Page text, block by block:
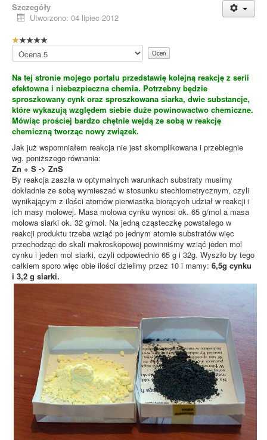
Szczegóły
Utworzono: 04 lipiec 2012
O
c
e
a
u
ż
y
t
k
o
w
n
i
k
ó
w
:
1
/
5
Proszę,
oceń
Na tej stronie mojego portalu przedstawię kolejną reakcję z serii
efektowna i niebezpieczna chemia. Potrzebny będzie
sproszkowany cynk oraz sproszkowana siarka, dwie substancje,
które wykazują względem siebie duże powinowactwo chemiczne.
Mówiąc prościej bardzo chętnie wejdą ze sobą w reakcję
chemiczną tworząc nowy związek.
Jak już wspomniałem reakcja nie jest skomplikowana i przebiegnie
wg. poniższego równania:
Zn + S -> ZnS
By reakcja zaszła w optymalnych warunkach substraty musimy
dokładnie ze sobą wymieszać w stosunku stechiometrycznym, czyli
wynikającym z ilości atomów pierwiastka biorących udział w reakcji i
ich masy molowej. Masa molowa cynku wynosi ok. 65 g/mol a masa
molowa siarki ok. 32 g/mol. Na jedną cząsteczkę powstałego w
reakcji produktu trzeba wziąć po jednym atomie substratów więc
przechodząc do skali makroskopowej powinniśmy wziąć jeden mol
cynku i jeden mol siarki, czyli odpowiednio 65 g i 32g. Wyszło by tego
całkiem sporo więc obie ilości dzielimy przez 10 i mamy: 6,5g cynku
i 3,2 g siarki.